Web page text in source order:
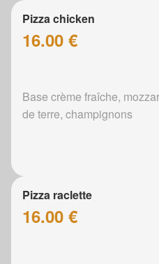
Pizza chicken
16.00 €
Base crème fraîche,
de terre, champignons
Pizza raclette
16.00 €